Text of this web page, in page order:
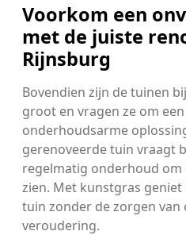
Voorkom een
met de juiste
Rijnsburg
Bovendien zijn de tuinen
groot en vragen ze om
onderhoudsarme
gerenoveerde tuin vraagt
regelmatig onderhoud om
zien. Met kunstgras
tuin zonder de zorgen
veroudering.